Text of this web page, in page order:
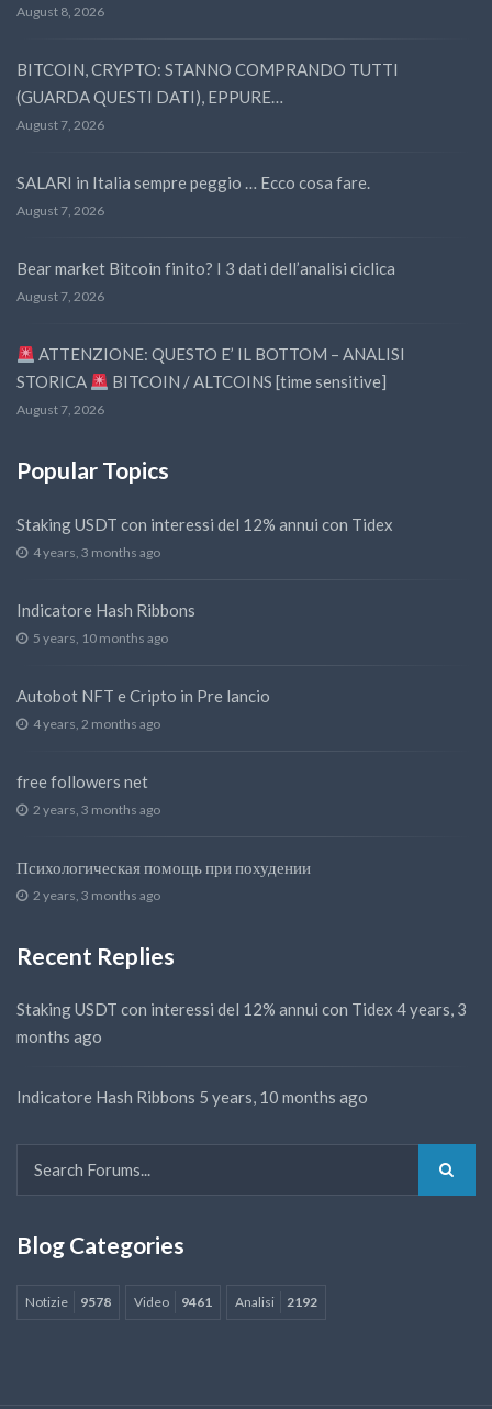
August 8, 2026
BITCOIN, CRYPTO: STANNO COMPRANDO TUTTI
(GUARDA QUESTI DATI), EPPURE…
August 7, 2026
SALARI in Italia sempre peggio … Ecco cosa fare.
August 7, 2026
Bear market Bitcoin finito? I 3 dati dell’analisi ciclica
August 7, 2026
ATTENZIONE: QUESTO E’ IL BOTTOM – ANALISI
STORICA
BITCOIN / ALTCOINS [time sensitive]
August 7, 2026
Popular Topics
Staking USDT con interessi del 12% annui con Tidex
4 years, 3 months ago
Indicatore Hash Ribbons
5 years, 10 months ago
Autobot NFT e Cripto in Pre lancio
4 years, 2 months ago
free followers net
2 years, 3 months ago
Психологическая помощь при похудении
2 years, 3 months ago
Recent Replies
Staking USDT con interessi del 12% annui con Tidex 4 years, 3
months ago
Indicatore Hash Ribbons 5 years, 10 months ago
Blog Categories
Notizie 9578 Video 9461 Analisi 2192